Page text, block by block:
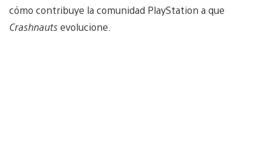
cómo contribuye la comunidad PlayStation a que
Crashnautsevolucione.